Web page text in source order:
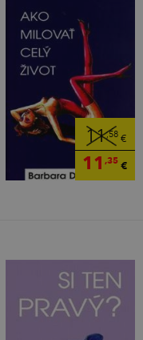
11,58€
11 ,35€